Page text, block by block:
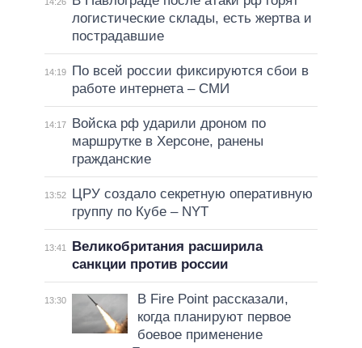
логистические склады, есть жертва и
пострадавшие
14:19
По всей россии фиксируются сбои в
работе интернета – СМИ
14:17
Войска рф ударили дроном по
маршрутке в Херсоне, ранены
гражданские
13:52
ЦРУ создало секретную оперативную
группу по Кубе – NYT
13:41
Великобритания расширила
санкции против россии
13:30
В Fire Point рассказали,
когда планируют первое
боевое применение